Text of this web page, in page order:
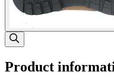
Product